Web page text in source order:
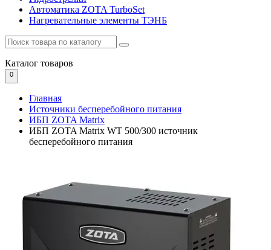
Автоматика ZOTA TurboSet
Нагревательные элементы ТЭНБ
Каталог товаров
0
Главная
Источники бесперебойного питания
ИБП ZOTA Matrix
ИБП ZOTA Matrix WT 500/300 источник
бесперебойного питания